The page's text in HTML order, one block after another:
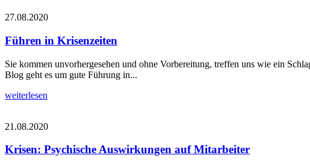
27.08.2020
Führen in Krisenzeiten
Sie kommen unvorhergesehen und ohne Vorbereitung, treffen uns wie ein
Blog geht es um gute Führung in...
weiterlesen
21.08.2020
Krisen: Psychische Auswirkungen auf Mitarbeiter